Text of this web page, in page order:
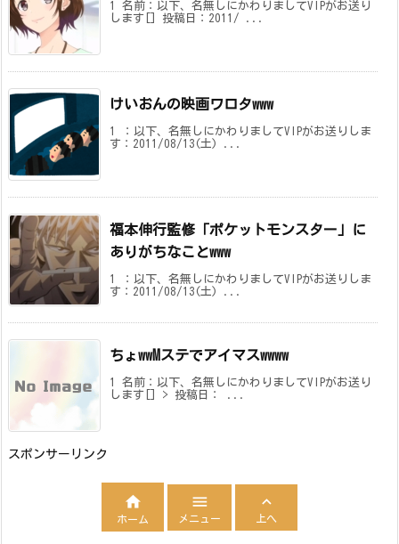
1 名前：以下、名無しにかわりましてVIPがお送り
します[] 投稿日：2011/ ...
けいおんの映画ワロタwww
1 ：以下、名無しにかわりましてVIPがお送りしま
す：2011/08/13(土) ...
福本伸行監修「ポケットモンスター」に
ありがちなことwww
1 ：以下、名無しにかわりましてVIPがお送りしま
す：2011/08/13(土) ...
ちょwwMステでアイマスwwww
1 名前：以下、名無しにかわりましてVIPがお送り
します[] > 投稿日： ...
スポンサーリンク

ホーム

メニュー

上へ